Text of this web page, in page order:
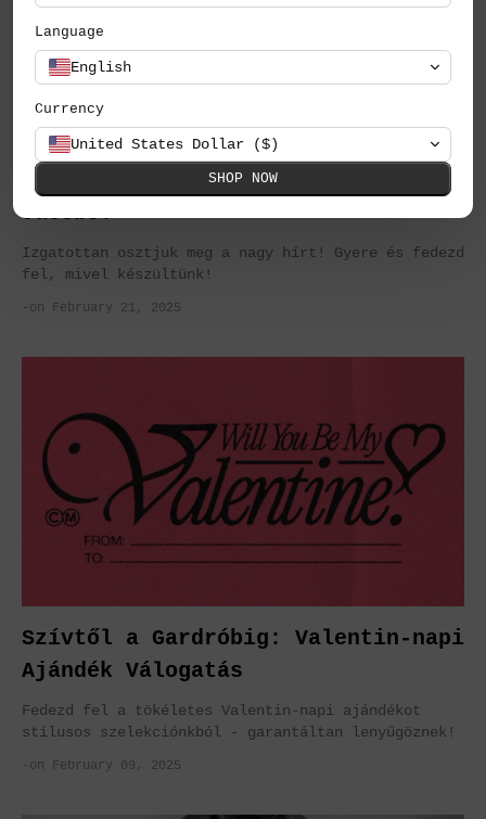
Új Márka a Fedélzeten: Helló, Marc
Jacobs!
Izgatottan osztjuk meg a nagy hírt! Gyere és fedezd
fel, mivel készültünk!
-on February 21, 2025
Szívtől a Gardróbig: Valentin-napi
Ajándék Válogatás
Fedezd fel a tökéletes Valentin-napi ajándékot
stílusos szelekciónkból - garantáltan lenyűgöznek!
-on February 09, 2025
Language
English
Currency
United States Dollar ($)
SHOP NOW